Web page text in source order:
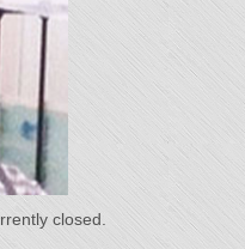
closed.